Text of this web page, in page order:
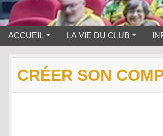
ACCUEIL LA VIE DU CLUB
CRÉER SON